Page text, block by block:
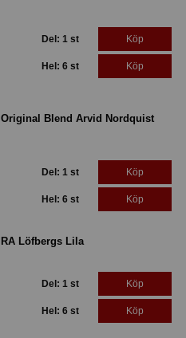
Del: 1 st Köp
Hel: 6 st Köp
Blend Arvid Nordquist
Del: 1 st Köp
Hel: 6 st Köp
Löfbergs Lila
Del: 1 st Köp
Hel: 6 st Köp